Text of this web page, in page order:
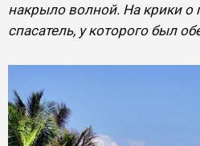
накрыло волной. На крики
спасатель, у которого был